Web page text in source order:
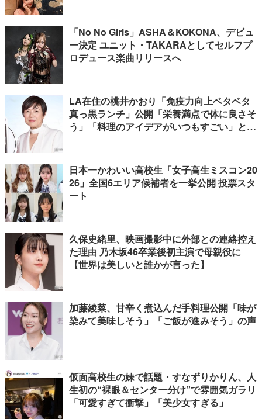
「No No Girls」ASHA＆KOKONA、デビュ
ー決定 ユニット・TAKARAとしてセルフプ
ロデュース楽曲リリースへ
LA在住の桃井かおり「免疫力向上ベタベタ
真っ黒ランチ」公開「栄養満点で体に良さそ
う」「料理のアイデアがいつもすごい」と反
日本一かわいい高校生「女子高生ミスコン20
26」全国6エリア候補者を一挙公開 投票スタ
ート
久保史緒里、映画撮影中に外部との連絡控え
た理由 乃木坂46卒業後初主演で母親役に
【世界は美しいと誰かが言った】
加藤綾菜、甘辛く煮込んだ手料理公開「味が
染みて美味しそう」「ご飯が進みそう」の声
仮面高校生の妹で話題・すなずりかりん、人
生初の“裸眼＆センター分け”で雰囲気ガラリ
「可愛すぎて衝撃」「美少女すぎる」